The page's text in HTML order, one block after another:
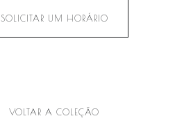
SOLICITAR UM HORÁRIO
VOLTAR A COLEÇÃO